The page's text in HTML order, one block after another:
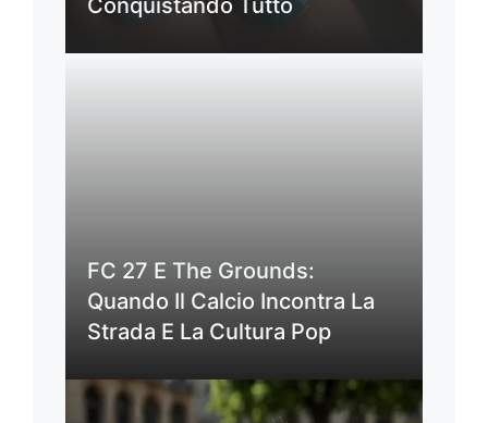
Conquistando Tutto
FC 27 E The Grounds:
Quando Il Calcio Incontra La
Strada E La Cultura Pop